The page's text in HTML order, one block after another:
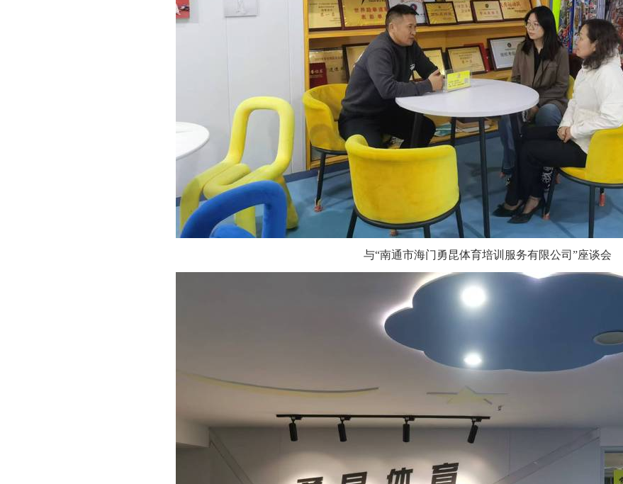
与“南通市海门勇昆体育培训服务有限公司”座谈会